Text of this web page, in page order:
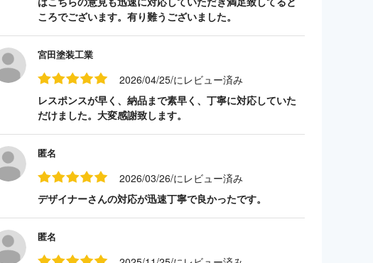
ころでございます。有り難うございました。
宮田塗装工業
2026/04/25/にレビュー済み
レスポンスが早く、納品まで素早く、丁寧に対応していた
だけました。大変感謝致します。
匿名
2026/03/26/にレビュー済み
デザイナーさんの対応が迅速丁寧で良かったです。
匿名